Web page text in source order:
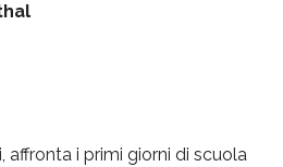
affronta i primi giorni di scuola